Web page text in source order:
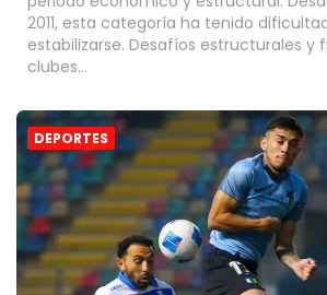
2011, esta categoría ha tenido
estabilizarse. Desafíos estructurales y
clubes…
DEPORTES